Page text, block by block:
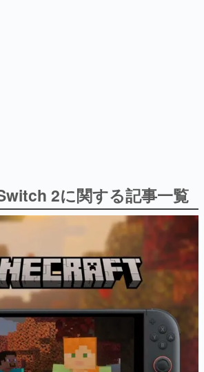
発者・hamatsu氏がゲームの魅力を画面や操作の
形から解き明かしていく、硬派で骨太な評論連載
が変えた日本語
」「裏技」「ラスボス」… ゲームにまつわる言葉
用法の変遷を、コンピューター文化史研究家・タ
が徹底調査。
2に関する記事一覧